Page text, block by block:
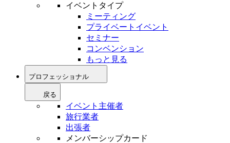
イベントタイプ
ミーティング
プライベートイベント
セミナー
コンベンション
もっと見る
プロフェッショナル
戻る
イベント主催者
旅行業者
出張者
メンバーシップカード